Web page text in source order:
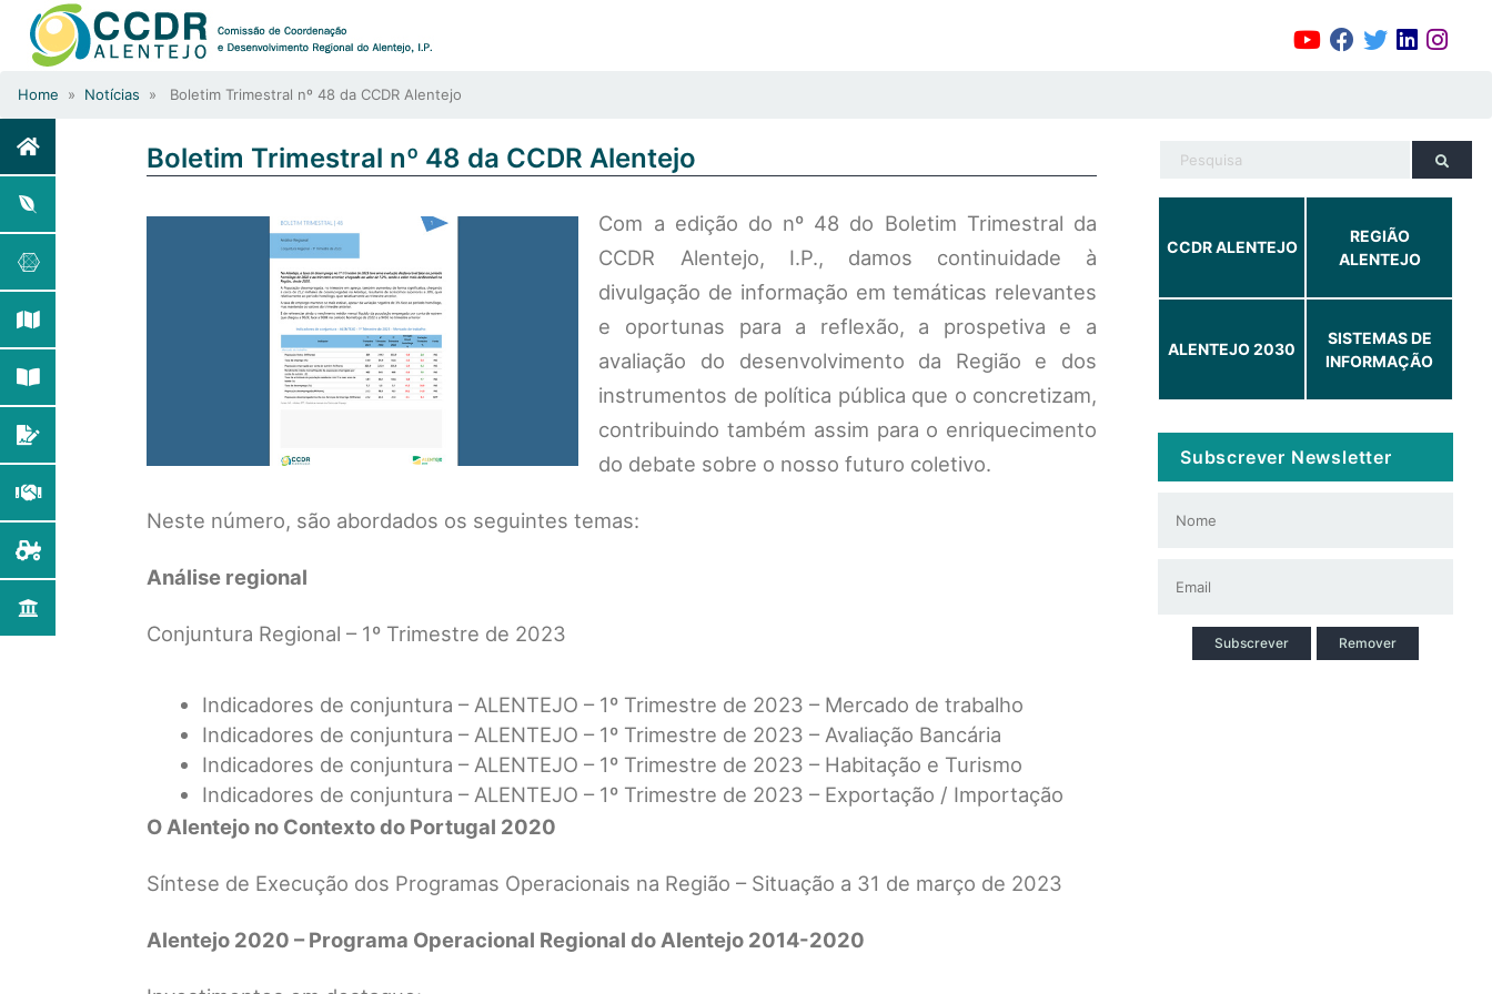
Home » Notícias » Boletim Trimestral nº 48 da CCDR Alentejo
Boletim Trimestral nº 48 da CCDR Alentejo
Com a edição do nº 48 do Boletim Trimestral da
CCDR Alentejo, I.P., damos continuidade à
divulgação de informação em temáticas relevantes
e oportunas para a reflexão, a prospetiva e a
avaliação do desenvolvimento da Região e dos
instrumentos de política pública que o concretizam,
contribuindo também assim para o enriquecimento
do debate sobre o nosso futuro coletivo.
Neste número, são abordados os seguintes temas:
Análise regional
Conjuntura Regional – 1º Trimestre de 2023
Indicadores de conjuntura – ALENTEJO – 1º Trimestre de 2023 – Mercado de trabalho
Indicadores de conjuntura – ALENTEJO – 1º Trimestre de 2023 – Avaliação Bancária
Indicadores de conjuntura – ALENTEJO – 1º Trimestre de 2023 – Habitação e Turismo
Indicadores de conjuntura – ALENTEJO – 1º Trimestre de 2023 – Exportação / Importação
O Alentejo no Contexto do Portugal 2020
Síntese de Execução dos Programas Operacionais na Região – Situação a 31 de março de 2023
Alentejo 2020 – Programa Operacional Regional do Alentejo 2014-2020
CCDR ALENTEJO
REGIÃO
ALENTEJO
ALENTEJO 2030
SISTEMAS DE
INFORMAÇÃO
Subscrever Newsletter
Subscrever Remover